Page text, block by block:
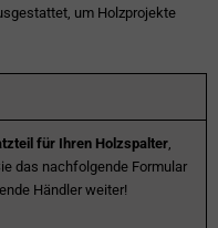
um Holzprojekte
für Ihren Holzspalter
das nachfolgende Formular
Händler weiter!